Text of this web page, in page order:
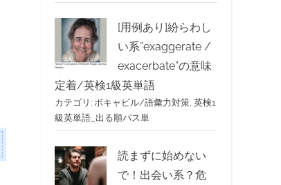
[用例あり]紛らわし
い系”exaggerate /
exacerbate”の意味
定着/英検1級英単語
カテゴリ: ボキャビル/語彙力対策, 英検1
級英単語_出る順パス単
読まずに始めない
で！出会い系？危